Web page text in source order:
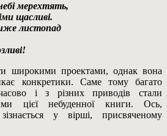
мерехтять,
щасливі.
листопад
широкими проектами, однак вона
конкретики. Саме тому багато
і з різних приводів стали
цієї небуденної книги. Ось,
у вірші, присвяченому